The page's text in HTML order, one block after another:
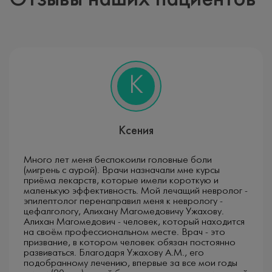
Длительность, тип и дополнительные условия проведения
исследования (например, установку дополнительных
электродов) определяет лечащий врач, в зависимости
от стоящих перед ним задач:
высокой вероятностью ассоциированных с этим
функциональными состояниями пациента (активное
бодрствование, расслабленное бодрствование,
засыпание, глубокий сон, реакция на закрывание
глаз, реакция на ритмичные вспышки света,
реакция на глубокое дыхание и др).
Необходимость записи сна, с учетом вероятности
«поймать сон» во время исследования, а также
возраста и физиологических особенностей
пациента. ЭЭГ мониторинг сна позволяет
К
Ксения
Много лет меня беспокоили головные боли
(мигрень с аурой). Врачи назначали мне курсы
приёма лекарств, которые имели короткую и
маленькую эффективность. Мой лечащий невролог -
эпилептолог перенаправил меня к неврологу -
цефалгологу, Алихану Магомедовичу Ужахову.
Алихан Магомедович - человек, который находится
на своём профессиональном месте. Врач - это
призвание, в котором человек обязан постоянно
развиваться. Благодаря Ужахову А.М., его
подобранному лечению,​ впервые за все мои годы